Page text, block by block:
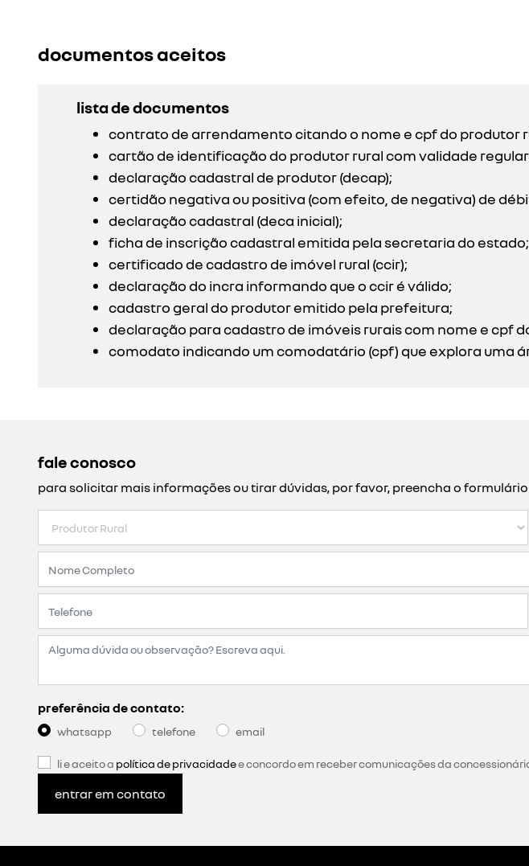
documentos aceitos
lista de documentos
contrato de arrendamento citando o nome e cpf do produtor
cartão de identificação do produtor rural com validade
declaração cadastral de produtor (decap);
certidão negativa ou positiva (com efeito, de negativa) de
declaração cadastral (deca inicial);
ficha de inscrição cadastral emitida pela secretaria do
certificado de cadastro de imóvel rural (ccir);
declaração do incra informando que o ccir é válido;
cadastro geral do produtor emitido pela prefeitura;
declaração para cadastro de imóveis rurais com nome e cpf
comodato indicando um comodatário (cpf) que explora uma
fale conosco
para solicitar mais informações ou tirar dúvidas, por favor, preencha o
preferência de contato:
whatsapp telefone email
li e aceito a política de privacidadee concordo em receber comunicações da
entrar em contato